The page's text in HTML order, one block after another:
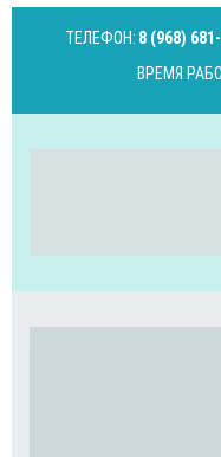
ТЕЛЕФОН: 8 (968)
ВРЕМЯ